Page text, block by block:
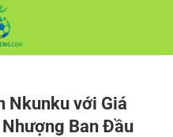
Nkunku với Giá
Ban Đầu